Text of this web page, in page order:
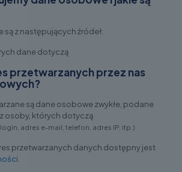
są z następujących źródeł:
dane dotyczą
przetwarzanych przez nas
są dane osobowe zwykłe, podane
osoby, których dotyczą
adres e-mail, telefon, adres IP, itp.)
przetwarzanych danych dostępny jest
.